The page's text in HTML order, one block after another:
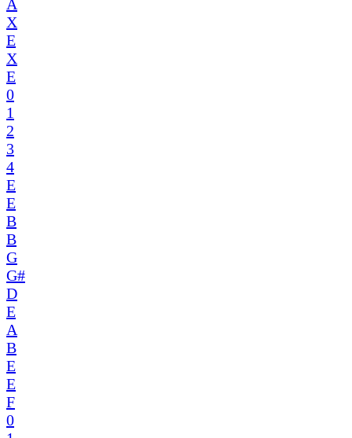
A
X
E
X
E
0
1
2
3
4
E
E
B
B
G
G#
D
E
A
B
E
E
F
0